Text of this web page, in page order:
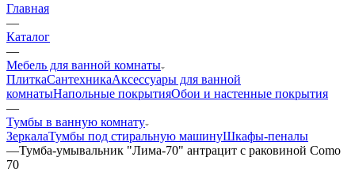
Главная
—
Каталог
—
Мебель для ванной комнаты
ПлиткаСантехникаАксессуары для ванной
комнатыНапольные покрытияОбои и настенные покрытия
—
Тумбы в ванную комнату
ЗеркалаТумбы под стиральную машинуШкафы-пеналы
—Тумба-умывальник "Лима-70" антрацит с раковиной Como
70